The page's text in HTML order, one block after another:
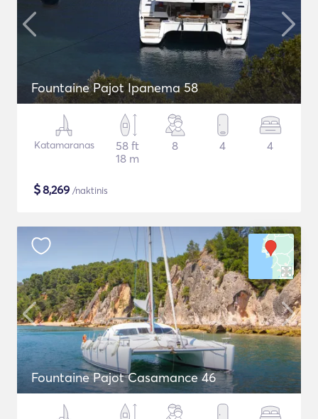
Fountaine Pajot Ipanema 58
Katamaranas
58 ft
18 m
8 4 4
$8,269 /naktinis
Fountaine Pajot Casamance 46